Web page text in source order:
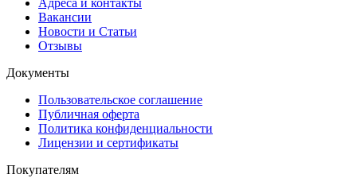
Адреса и контакты
Вакансии
Новости и Статьи
Отзывы
Документы
Пользовательское соглашение
Публичная оферта
Политика конфиденциальности
Лицензии и сертификаты
Покупателям